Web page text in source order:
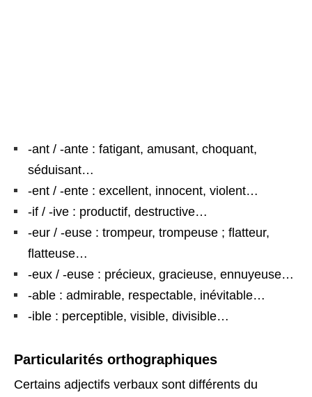
-ant / -ante : fatigant, amusant, choquant,
séduisant…
-ent / -ente : excellent, innocent, violent…
-if / -ive : productif, destructive…
-eur / -euse : trompeur, trompeuse ; flatteur,
flatteuse…
-eux / -euse : précieux, gracieuse, ennuyeuse…
-able : admirable, respectable, inévitable…
-ible : perceptible, visible, divisible…
Particularités orthographiques
Certains adjectifs verbaux sont différents du